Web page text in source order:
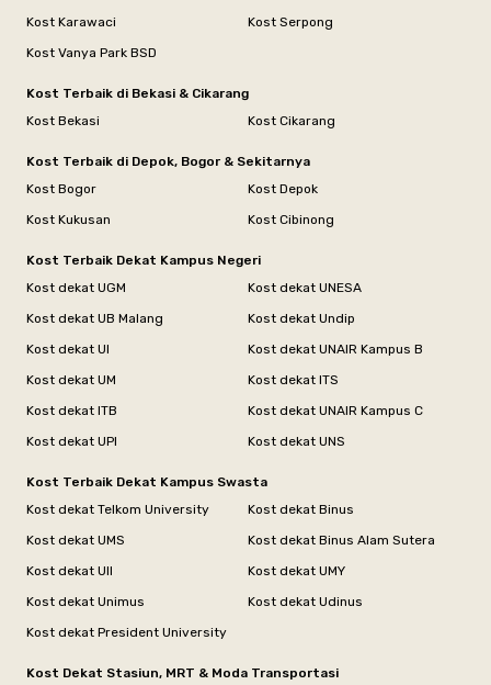
Kost Karawaci
Kost Serpong
Kost Vanya Park BSD
Kost Terbaik di Bekasi & Cikarang
Kost Bekasi
Kost Cikarang
Kost Terbaik di Depok, Bogor & Sekitarnya
Kost Bogor
Kost Depok
Kost Kukusan
Kost Cibinong
Kost Terbaik Dekat Kampus Negeri
Kost dekat UGM
Kost dekat UNESA
Kost dekat UB Malang
Kost dekat Undip
Kost dekat UI
Kost dekat UNAIR Kampus B
Kost dekat UM
Kost dekat ITS
Kost dekat ITB
Kost dekat UNAIR Kampus C
Kost dekat UPI
Kost dekat UNS
Kost Terbaik Dekat Kampus Swasta
Kost dekat Telkom University
Kost dekat Binus
Kost dekat UMS
Kost dekat Binus Alam Sutera
Kost dekat UII
Kost dekat UMY
Kost dekat Unimus
Kost dekat Udinus
Kost dekat President University
Kost Dekat Stasiun, MRT & Moda Transportasi